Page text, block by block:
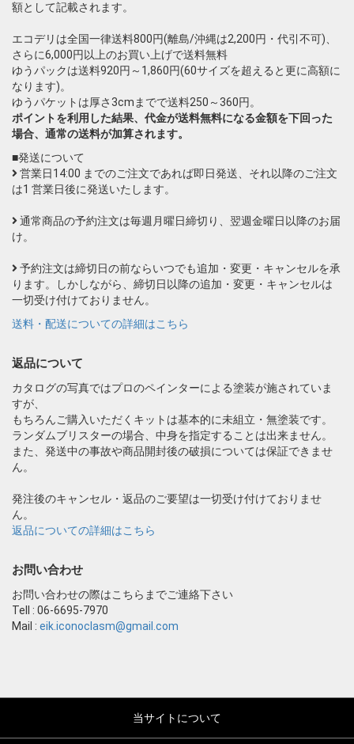
額として記載されます。
エコデリは全国一律送料800円(離島/沖縄は2,200円・代引不可)、
さらに6,000円以上のお買い上げで送料無料
ゆうパックは送料920円～1,860円(60サイズを超えると更に高額に
なります)。
ゆうパケットは厚さ3cmまでで送料250～360円。
ポイントを利用した結果、代金が送料無料になる金額を下回った
場合、通常の送料が加算されます。
■発送について
営業日14:00 までのご注文であれば即日発送、それ以降のご注文
は1 営業日後に発送いたします。
通常商品の予約注文は毎週月曜日締切り、翌週金曜日以降のお届
け。
予約注文は締切日の前ならいつでも追加・変更・キャンセルを承
ります。しかしながら、締切日以降の追加・変更・キャンセルは
一切受け付けておりません。
送料・配送についての詳細はこちら
返品について
カタログの写真ではプロのペインターによる塗装が施されていま
すが、
もちろんご購入いただくキットは基本的に未組立・無塗装です。
ランダムブリスターの場合、中身を指定することは出来ません。
また、発送中の事故や商品開封後の破損については保証できませ
ん。
発注後のキャンセル・返品のご要望は一切受け付けておりませ
ん。
返品についての詳細はこちら
お問い合わせ
お問い合わせの際はこちらまでご連絡下さい
Tell : 06-6695-7970
Mail : eik.iconoclasm@gmail.com
当サイトについて